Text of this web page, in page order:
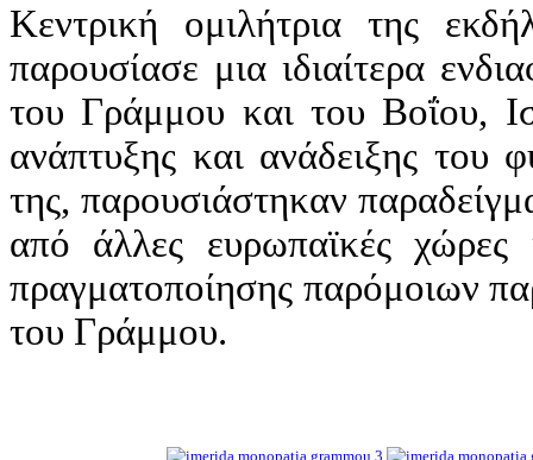
Κεντρική ομιλήτρια της
παρουσίασε μια ιδιαίτερα
του Γράμμου και του Βοΐου,
ανάπτυξης και ανάδειξης του
της, παρουσιάστηκαν
από άλλες ευρωπαϊκές χώρες
πραγματοποίησης παρόμοιων
του Γράμμου.